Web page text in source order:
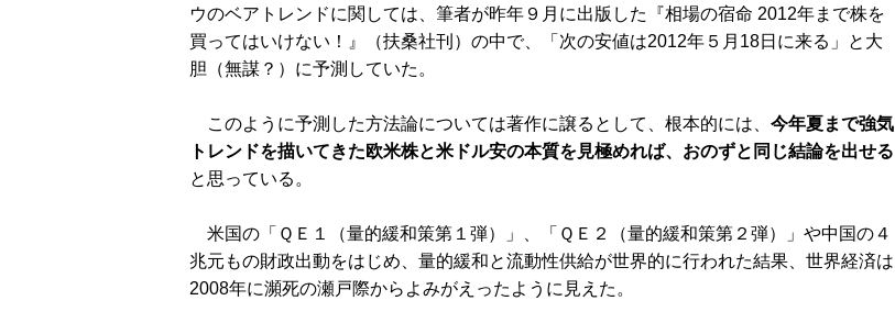
ウのベアトレンドに関しては、筆者が昨年９月に出版した『相場の宿命 2012年まで株を
買ってはいけない！』（扶桑社刊）の中で、「次の安値は2012年５月18日に来る」と大
胆（無謀？）に予測していた。
このように予測した方法論については著作に譲るとして、根本的には、 今年夏まで強気
トレンドを描いてきた欧米株と米ドル安の本質を見極めれば、おのずと同じ結論を出せる
と思っている。
米国の「ＱＥ１（量的緩和策第１弾）」、「ＱＥ２（量的緩和策第２弾）」や中国の４
兆元もの財政出動をはじめ、量的緩和と流動性供給が世界的に行われた結果、世界経済は
2008年に瀕死の瀬戸際からよみがえったように見えた。